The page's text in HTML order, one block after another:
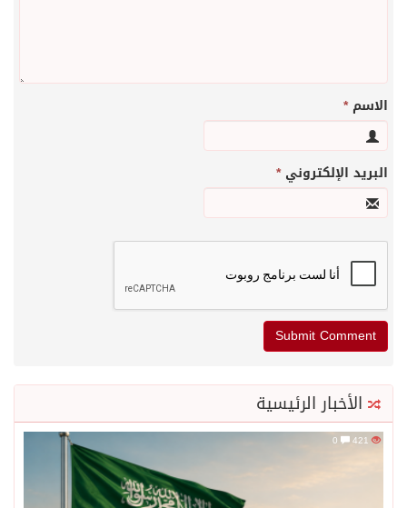
الاسم*
البريد الإلكتروني*
الأخبار الرئيسية